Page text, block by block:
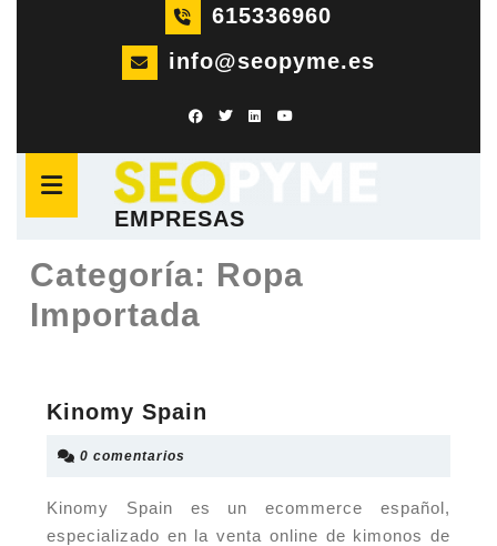
al
contenido
615336960
info@seopyme.es
Botón
aperturaEMPRESAS
Categoría: Ropa
Importada
Kinomy Spain
0 comentarios
Kinomy Spain es un ecommerce español,
especializado en la venta online de kimonos de